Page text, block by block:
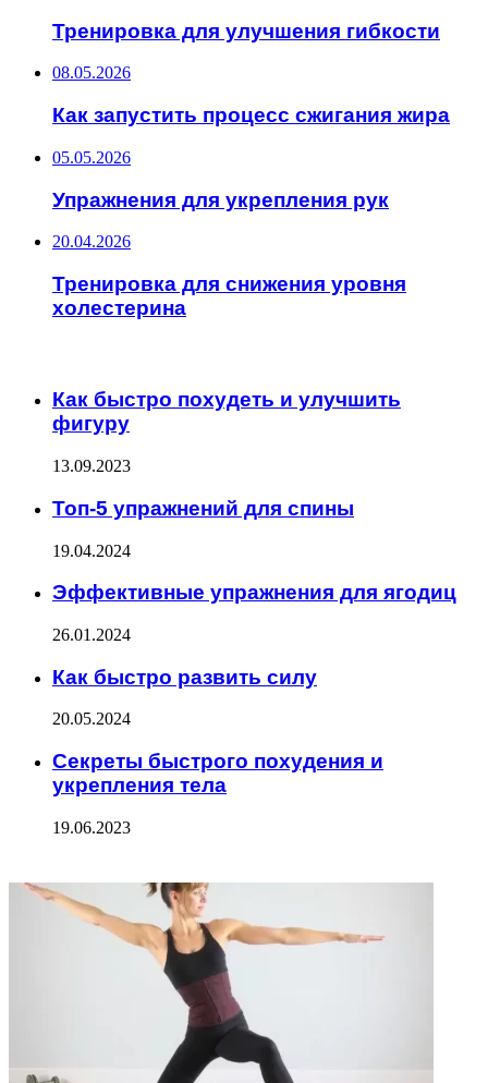
Тренировка для улучшения гибкости
08.05.2026
Как запустить процесс сжигания жира
05.05.2026
Упражнения для укрепления рук
20.04.2026
Тренировка для снижения уровня
холестерина
Как быстро похудеть и улучшить
фигуру
13.09.2023
Топ-5 упражнений для спины
19.04.2024
Эффективные упражнения для ягодиц
26.01.2024
Как быстро развить силу
20.05.2024
Секреты быстрого похудения и
укрепления тела
19.06.2023